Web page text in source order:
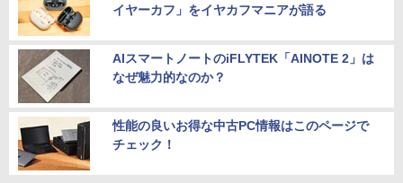
イヤーカフ」をイヤカフマニアが語る
AIスマートノートのiFLYTEK「AINOTE 2」は
なぜ魅力的なのか？
性能の良いお得な中古PC情報はこのページで
チェック！